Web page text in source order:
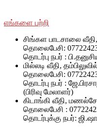
எங்களை பற்றி
சிங்கள பாடசாலை
தொலைபேசி:
தொடர்பு நபர் :
மில்லடி வீதி,
தொலைபேசி:
தொடர்பு நபர் :
(பிரிவு மேலாளர்)
கிடாங்கி வீதி,
தொலைபேசி :
தொடர்புக்கு நபர்: